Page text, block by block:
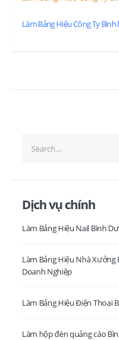
Làm Bảng Hiệu Công Ty
Dịch vụ chính
Làm Bảng Hiệu Nail Bình
Làm Bảng Hiệu Nhà
Doanh Nghiệp
Làm Bảng Hiệu Điện Thoại
Làm hộp đèn quảng cáo